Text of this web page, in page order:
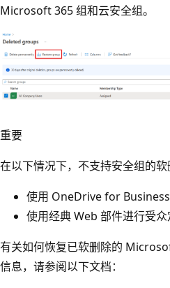
Microsoft 365 组和云安全组。
重要
在以下情况下，不支持安全组的软
使用 OneDrive for
使用经典 Web 部件进行受众
有关如何恢复已软删除的
信息，请参阅以下文档：